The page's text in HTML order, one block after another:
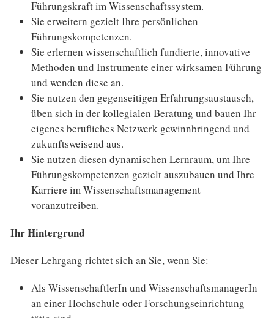
Führungskraft im Wissenschaftssystem.
Sie erweitern gezielt Ihre persönlichen
Führungskompetenzen.
Sie erlernen wissenschaftlich fundierte, innovative
Methoden und Instrumente einer wirksamen Führung
und wenden diese an.
Sie nutzen den gegenseitigen Erfahrungsaustausch,
üben sich in der kollegialen Beratung und bauen Ihr
eigenes berufliches Netzwerk gewinnbringend und
zukunftsweisend aus.
Sie nutzen diesen dynamischen Lernraum, um Ihre
Führungskompetenzen gezielt auszubauen und Ihre
Karriere im Wissenschaftsmanagement
voranzutreiben.
Ihr Hintergrund
Dieser Lehrgang richtet sich an Sie, wenn Sie:
Als WissenschaftlerIn und WissenschaftsmanagerIn
an einer Hochschule oder Forschungseinrichtung